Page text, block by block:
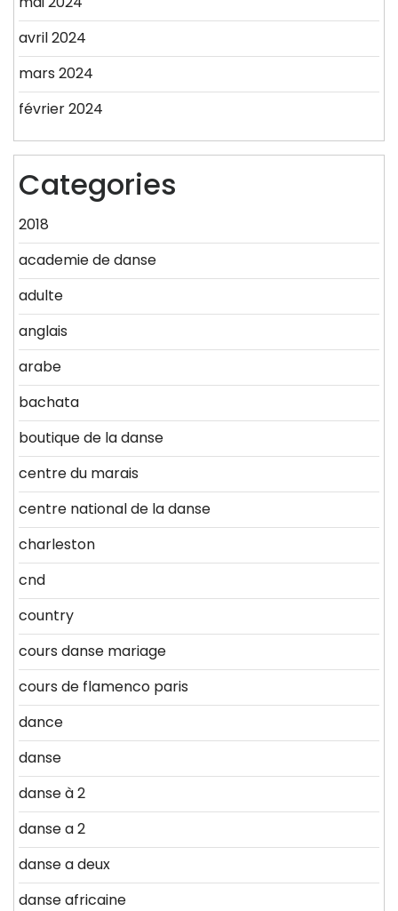
avril 2024
mars 2024
février 2024
Categories
2018
academie de danse
adulte
anglais
arabe
bachata
boutique de la danse
centre du marais
centre national de la danse
charleston
cnd
country
cours danse mariage
cours de flamenco paris
dance
danse
danse à 2
danse a 2
danse a deux
danse africaine